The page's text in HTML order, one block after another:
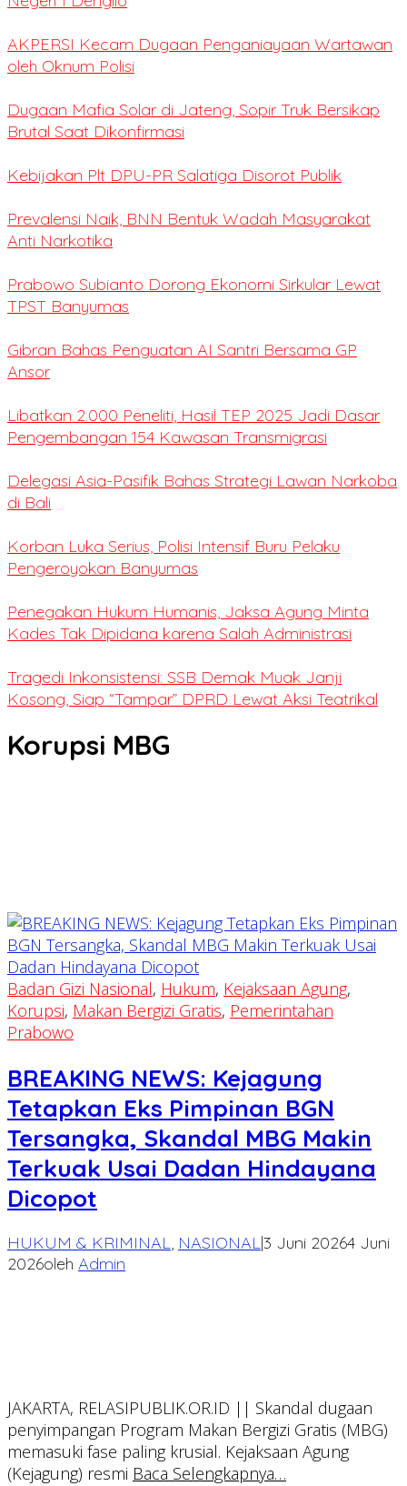
AKPERSI Kecam Dugaan Penganiayaan Wartawan
oleh Oknum Polisi
Dugaan Mafia Solar di Jateng, Sopir Truk Bersikap
Brutal Saat Dikonfirmasi
Kebijakan Plt DPU-PR Salatiga Disorot Publik
Prevalensi Naik, BNN Bentuk Wadah Masyarakat
Anti Narkotika
Prabowo Subianto Dorong Ekonomi Sirkular Lewat
TPST Banyumas
Gibran Bahas Penguatan AI Santri Bersama GP
Ansor
Libatkan 2.000 Peneliti, Hasil TEP 2025 Jadi Dasar
Pengembangan 154 Kawasan Transmigrasi
Delegasi Asia-Pasifik Bahas Strategi Lawan Narkoba
di Bali
Korban Luka Serius, Polisi Intensif Buru Pelaku
Pengeroyokan Banyumas
Penegakan Hukum Humanis, Jaksa Agung Minta
Kades Tak Dipidana karena Salah Administrasi
Tragedi Inkonsistensi: SSB Demak Muak Janji
Kosong, Siap “Tampar” DPRD Lewat Aksi Teatrikal
Korupsi MBG
Badan Gizi Nasional, Hukum, Kejaksaan Agung,
Korupsi, Makan Bergizi Gratis, Pemerintahan
Prabowo
BREAKING NEWS: Kejagung
Tetapkan Eks Pimpinan BGN
Tersangka, Skandal MBG Makin
Terkuak Usai Dadan Hindayana
Dicopot
HUKUM & KRIMINAL, NASIONAL|3 Juni 20264 Juni
2026oleh Admin
JAKARTA, RELASIPUBLIK.OR.ID || Skandal dugaan
penyimpangan Program Makan Bergizi Gratis (MBG)
memasuki fase paling krusial. Kejaksaan Agung
(Kejagung) resmi Baca Selengkapnya…